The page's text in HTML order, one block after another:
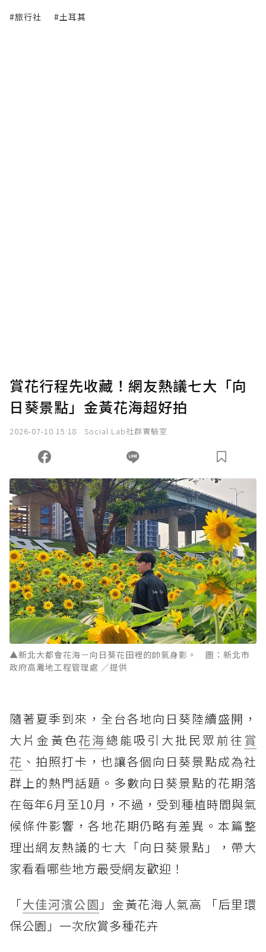
#旅行社 #土耳其
賞花行程先收藏！網友熱議七大「向
日葵景點」金黃花海超好拍
2026-07-10 15:18 Social Lab社群實驗室
▲新北大都會花海－向日葵花田裡的帥氣身影。 圖：新北市
政府高灘地工程管理處 ／提供
隨著夏季到來，全台各地向日葵陸續盛開，
大片金黃色花海總能吸引大批民眾前往 賞
花 、拍照打卡，也讓各個向日葵景點成為社
群上的熱門話題。多數向日葵景點的花期落
在每年6月至10月，不過，受到種植時間與氣
候條件影響，各地花期仍略有差異。本篇整
理出網友熱議的七大「向日葵景點」，帶大
家看看哪些地方最受網友歡迎！
「大佳河濱公園 」金黃花海人氣高 「后里環
保公園」一次欣賞多種花卉